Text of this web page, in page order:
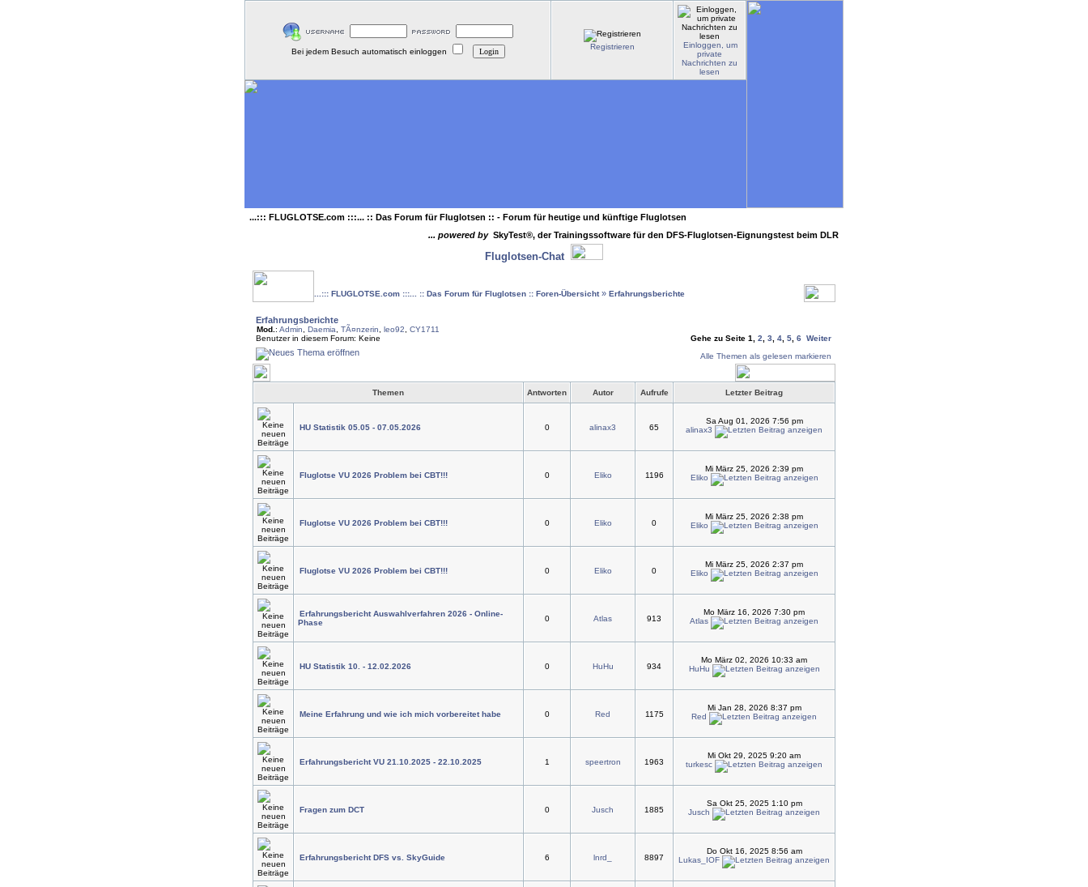
Bei jedem Besuch automatisch einloggen
Registrieren
Einloggen, um
private
Nachrichten zu
lesen
...::: FLUGLOTSE.com :::... :: Das Forum für Fluglotsen :: - Forum für heutige und künftige Fluglotsen
... powered by SkyTest®, der Trainingssoftware für den DFS-Fluglotsen-Eignungstest beim DLR
Fluglotsen-Chat
...::: FLUGLOTSE.com :::... :: Das Forum für Fluglotsen :: Foren-Übersicht» Erfahrungsberichte
Erfahrungsberichte
Mod. : Admin Daemia TÃ¤nzerin leo92
CY1711
Benutzer in diesem Forum: Keine
Gehe zu Seite 1 2 3 4 5 6 Weiter
Alle Themen als gelesen markieren
Themen Antworten Autor Aufrufe Letzter Beitrag
HU Statistik 05.05 - 07.05.2026 0 alinax3 65
Sa Aug 01, 2026 7:56 pm
alinax3
Fluglotse VU 2026 Problem bei CBT!!! 0 Eliko 1196
Mi März 25, 2026 2:39 pm
Eliko
Fluglotse VU 2026 Problem bei CBT!!! 0 Eliko 0
Mi März 25, 2026 2:38 pm
Eliko
Fluglotse VU 2026 Problem bei CBT!!! 0 Eliko 0
Mi März 25, 2026 2:37 pm
Eliko
Erfahrungsbericht Auswahlverfahren 2026 - Online-
Phase
0 Atlas 913
Mo März 16, 2026 7:30 pm
Atlas
HU Statistik 10. - 12.02.2026 0 HuHu 934
Mo März 02, 2026 10:33 am
HuHu
Meine Erfahrung und wie ich mich vorbereitet habe 0 Red 1175
Mi Jan 28, 2026 8:37 pm
Red
Erfahrungsbericht VU 21.10.2025 - 22.10.2025 1 speertron 1963
Mi Okt 29, 2025 9:20 am
turkesc
Fragen zum DCT 0 Jusch 1885
Sa Okt 25, 2025 1:10 pm
Jusch
Erfahrungsbericht DFS vs. SkyGuide 6 lnrd_ 8897
Do Okt 16, 2025 8:56 am
Lukas_IOF